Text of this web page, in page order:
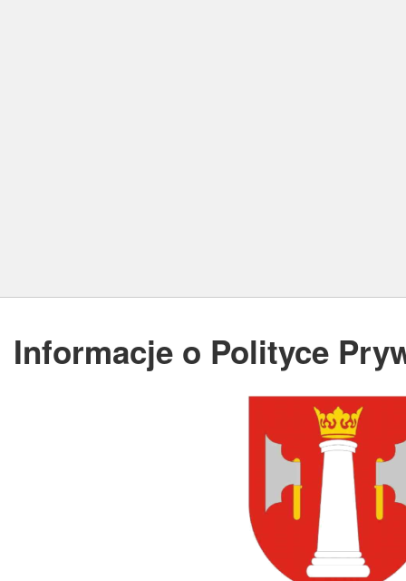
Informacje o Polityce